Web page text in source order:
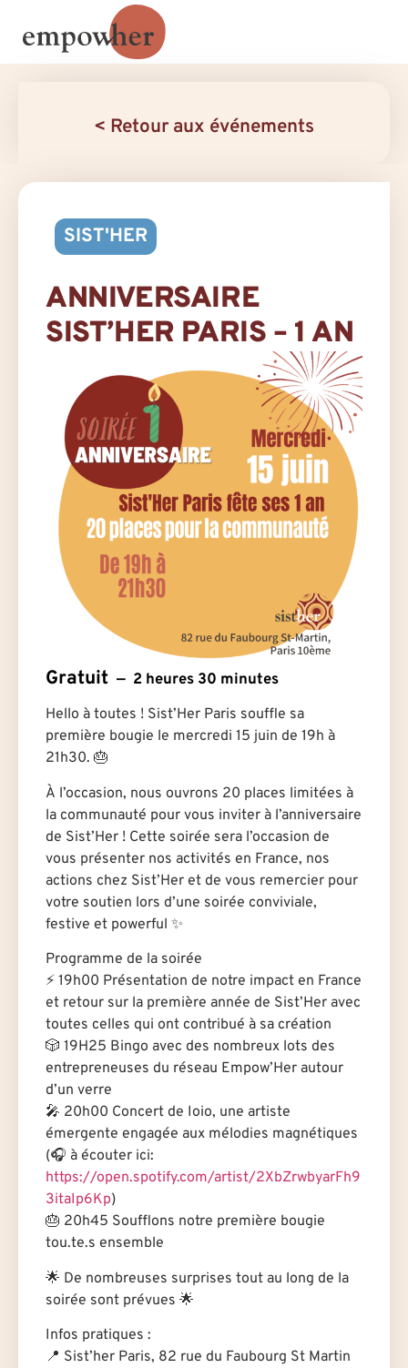
< Retour aux événements
SIST'HER
ANNIVERSAIRE
SIST’HER PARIS – 1 AN
Gratuit 2 heures 30 minutes
Hello à toutes ! Sist’Her Paris souffle sa
première bougie le mercredi 15 juin de 19h à
21h30. 🎂
À l’occasion, nous ouvrons 20 places limitées à
la communauté pour vous inviter à l’anniversaire
de Sist’Her ! Cette soirée sera l’occasion de
vous présenter nos activités en France, nos
actions chez Sist’Her et de vous remercier pour
votre soutien lors d’une soirée conviviale,
festive et powerful ✨
Programme de la soirée
⚡️ 19h00 Présentation de notre impact en France
et retour sur la première année de Sist’Her avec
toutes celles qui ont contribué à sa création
🎲 19H25 Bingo avec des nombreux lots des
entrepreneuses du réseau Empow’Her autour
d’un verre
🎤 20h00 Concert de Ioio, une artiste
émergente engagée aux mélodies magnétiques
(🎧 à écouter ici:
https://open.spotify.com/artist/2XbZrwbyarFh9
3itaIp6Kp)
🎂 20h45 Soufflons notre première bougie
tou.te.s ensemble
🌟 De nombreuses surprises tout au long de la
soirée sont prévues 🌟
Infos pratiques :
📍 Sist’her Paris, 82 rue du Faubourg St Martin